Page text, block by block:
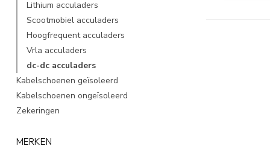
Lithium acculaders
Scootmobiel acculaders
Hoogfrequent acculaders
Vrla acculaders
dc-dc acculaders
Kabelschoenen geïsoleerd
Kabelschoenen ongeïsoleerd
Zekeringen
MERKEN